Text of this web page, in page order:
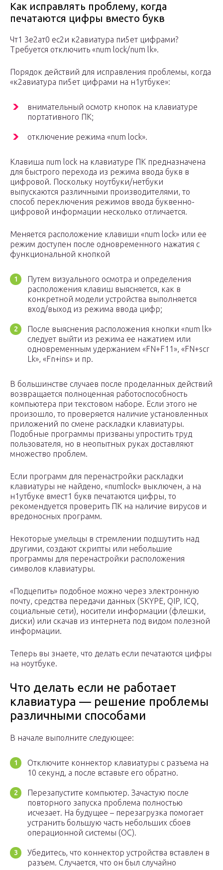
Как исправлять проблему, когда
печатаются цифры вместо букв
Чт1 3е2ат0 ес2и к2авиатура пи5ет цифрами?
Требуется отключить «num lock/num lk».
Порядок действий для исправления проблемы, когда
«к2авиатура пи5ет цифрами на н1утбуке»:
внимательный осмотр кнопок на клавиатуре
портативного ПК;
отключение режима «num lock».
Клавиша num lock на клавиатуре ПК предназначена
для быстрого перехода из режима ввода букв в
цифровой. Поскольку ноутбуки/нетбуки
выпускаются различными производителями, то
способ переключения режимов ввода буквенно-
цифровой информации несколько отличается.
Меняется расположение клавиши «num lock» или ее
режим доступен после одновременного нажатия с
функциональной кнопкой
Путем визуального осмотра и определения
расположения клавиш выясняется, как в
конкретной модели устройства выполняется
вход/выход из режима ввода цифр;
После выяснения расположения кнопки «num lk»
следует выйти из режима ее нажатием или
одновременным удержанием «FN+F11», «FN+scr
Lk», «Fn+ins» и пр.
В большинстве случаев после проделанных действий
возвращается полноценная работоспособность
компьютера при текстовом наборе. Если этого не
произошло, то проверяется наличие установленных
приложений по смене раскладки клавиатуры.
Подобные программы призваны упростить труд
пользователя, но в неопытных руках доставляют
множество проблем.
Если программ для перенастройки раскладки
клавиатуры не найдено, «numlock» выключен, а на
н1утбуке вмест1 букв печатаются цифры, то
рекомендуется проверить ПК на наличие вирусов и
вредоносных программ.
Некоторые умельцы в стремлении подшутить над
другими, создают скрипты или небольшие
программы для перенастройки расположения
символов клавиатуры.
«Подцепить» подобное можно через электронную
почту, средства передачи данных (SKYPE, QIP, ICQ,
социальные сети), носители информации (флешки,
диски) или скачав из интернета под видом полезной
информации.
Теперь вы знаете, что делать если печатаются цифры
на ноутбуке.
Что делать если не работает
клавиатура — решение проблемы
различными способами
В начале выполните следующее:
Отключите коннектор клавиатуры с разъема на
10 секунд, а после вставьте его обратно.
Перезапустите компьютер. Зачастую после
повторного запуска проблема полностью
исчезает. На будущее – перезагрузка помогает
устранить большую часть небольших сбоев
операционной системы (ОС).
Убедитесь, что коннектор устройства вставлен в
разъем. Случается, что он был случайно